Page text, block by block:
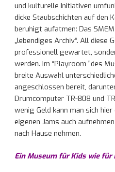
und kulturelle Initiativen
dicke Staubschichten auf den
beruhigt aufatmen: Das
„lebendiges Archiv“. All diese
professionell gewartet,
werden. Im “Playroom “des
breite Auswahl
angeschlossen bereit,
Drumcomputer TR-808 und
wenig Geld kann man sich hier
eigenen Jams auch
nach Hause nehmen.
Ein Museum für Kids wie für